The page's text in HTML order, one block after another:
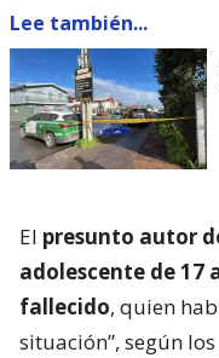
Lee también...
El presunto autor
adolescente de 17
fallecido, quien
situación”, según